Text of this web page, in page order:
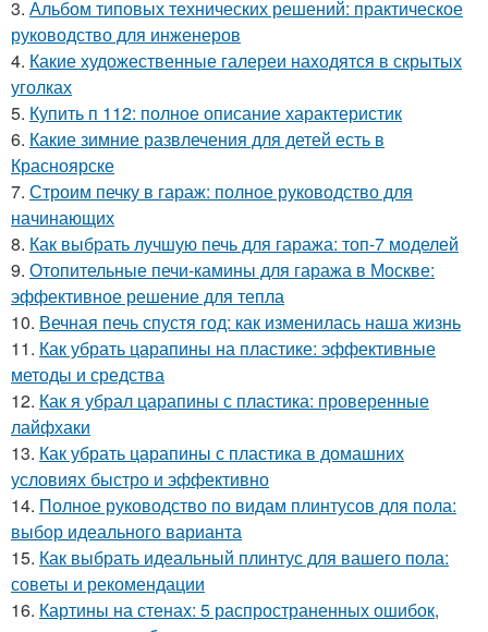
3. Альбом типовых технических решений: практическое
руководство для инженеров
4. Какие художественные галереи находятся в скрытых
уголках
5. Купить п 112: полное описание характеристик
6. Какие зимние развлечения для детей есть в
Красноярске
7. Строим печку в гараж: полное руководство для
начинающих
8. Как выбрать лучшую печь для гаража: топ-7 моделей
9. Отопительные печи-камины для гаража в Москве:
эффективное решение для тепла
10. Вечная печь спустя год: как изменилась наша жизнь
11. Как убрать царапины на пластике: эффективные
методы и средства
12. Как я убрал царапины с пластика: проверенные
лайфхаки
13. Как убрать царапины с пластика в домашних
условиях быстро и эффективно
14. Полное руководство по видам плинтусов для пола:
выбор идеального варианта
15. Как выбрать идеальный плинтус для вашего пола:
советы и рекомендации
16. Картины на стенах: 5 распространенных ошибок,